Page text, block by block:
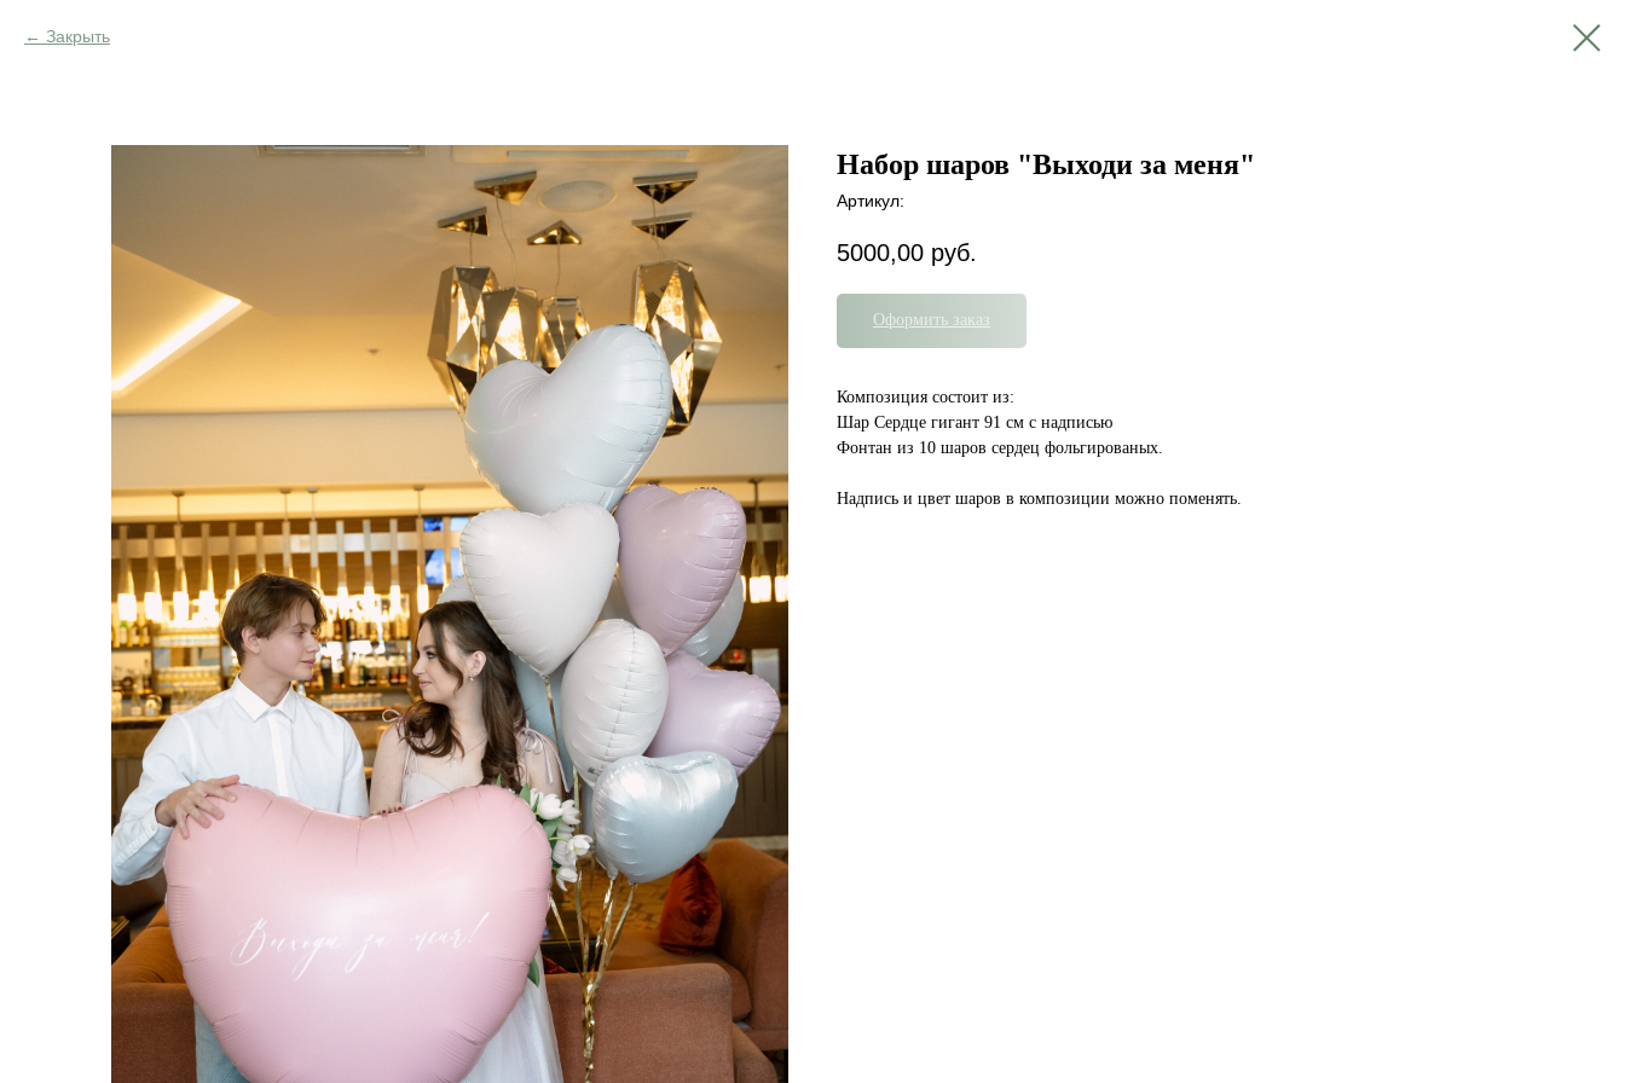
Закрыть
Набор шаров "Выходи за меня"
Артикул:
5000,00 руб.
Оформить заказ
Композиция состоит из:
Шар Сердце гигант 91 см с надписью
Фонтан из 10 шаров сердец фольгированых.
Надпись и цвет шаров в композиции можно поменять.